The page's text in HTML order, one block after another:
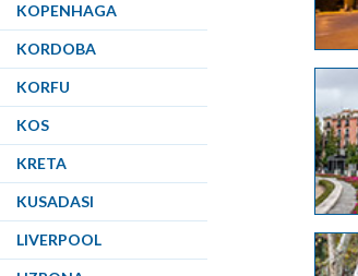
KOPENHAGA
KORDOBA
KORFU
KOS
KRETA
KUSADASI
LIVERPOOL